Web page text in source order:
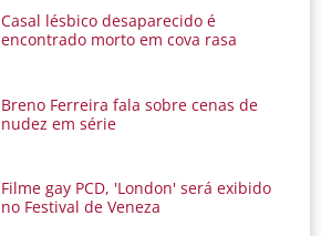
Casal lésbico desaparecido é
encontrado morto em cova rasa
Breno Ferreira fala sobre cenas de
nudez em série
Filme gay PCD, 'London' será exibido
no Festival de Veneza